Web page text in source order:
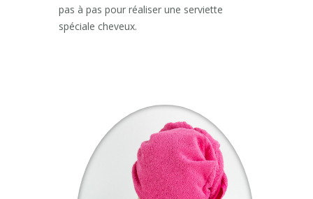
pas à pas pour réaliser une serviette
spéciale cheveux.